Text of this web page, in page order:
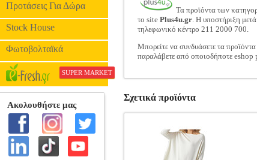
Προτάσεις Για Δώρα
Stock House
Φωτοβολταϊκά
SUPER MARKET
Τα προϊόντα των
το site Plus4u.gr. Η υποστήριξη
τηλεφωνικό κέντρο 211 2000 700.
Μπορείτε να συνδυάσετε τα
παραλάβετε από οποιοδήποτε eshop
Σχετικά προϊόντα